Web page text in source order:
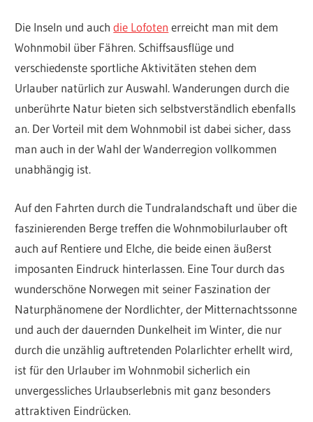
Die Inseln und auchdie Lofoten erreicht man mit dem
Wohnmobil über Fähren. Schiffsausflüge und
verschiedenste sportliche Aktivitäten stehen dem
Urlauber natürlich zur Auswahl. Wanderungen durch die
unberührte Natur bieten sich selbstverständlich ebenfalls
an. Der Vorteil mit dem Wohnmobil ist dabei sicher, dass
man auch in der Wahl der Wanderregion vollkommen
unabhängig ist.
Auf den Fahrten durch die Tundralandschaft und über die
faszinierenden Berge treffen die Wohnmobilurlauber oft
auch auf Rentiere und Elche, die beide einen äußerst
imposanten Eindruck hinterlassen. Eine Tour durch das
wunderschöne Norwegen mit seiner Faszination der
Naturphänomene der Nordlichter, der Mitternachtssonne
und auch der dauernden Dunkelheit im Winter, die nur
durch die unzählig auftretenden Polarlichter erhellt wird,
ist für den Urlauber im Wohnmobil sicherlich ein
unvergessliches Urlaubserlebnis mit ganz besonders
attraktiven Eindrücken.